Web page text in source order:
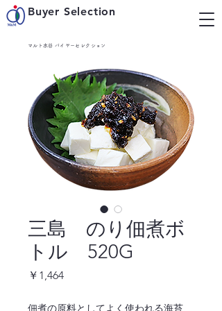
Buyer Selection
マルト水谷 バイヤーセレクション
三島 のり佃煮ボ
トル 520G
￥1,464価
佃煮の原料としてよく使われる海苔